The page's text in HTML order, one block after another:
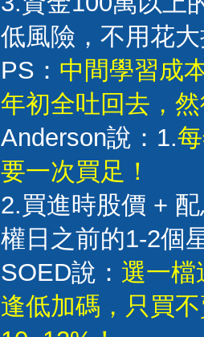
低風險，不用花
PS： 中間學習成
年初全吐回去，
Anderson說：1.
要一次買足！
2.買進時股價 +
權日之前的1-2個
SOED說： 選一檔
逢低加碼，只買